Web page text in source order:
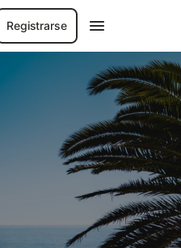
Registrarse